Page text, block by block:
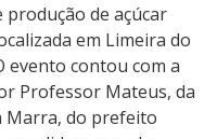
de açúcar
em Limeira do
evento contou com a
Professor Mateus, da
Marra, do prefeito